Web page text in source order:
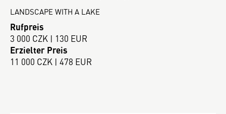
LANDSCAPE WITH A LAKE
Rufpreis
3 000 CZK | 130 EUR
Erzielter Preis
11 000 CZK | 478 EUR